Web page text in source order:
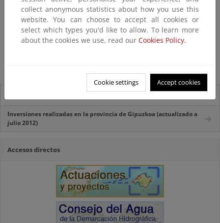
Hondarribia
Irún
Mutriku
Orio
Inversiones realizadas en la provincia de Gipuzkoa (actualizado a
julio 2012)
Accesos directos
collect anonymous statistics about how you use this
website. You can choose to accept all cookies or
select which types you'd like to allow. To learn more
about the cookies we use, read our Cookies Policy.
Cookie settings Accept cookies